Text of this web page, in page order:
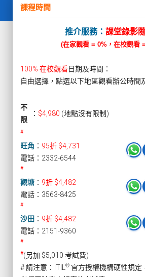
課程時間
推介服務： 課堂錄影
(在家觀看 = 0%，在校觀看
100% 在校觀看日期及時間：
自由選擇，點選以下地區觀看辦公時間
不
限
： $4,980 (地點沒有限制)
#
旺角 ： 95折 $4,731
電話：2332-6544
#
觀塘 ： 9折 $4,482
電話：3563-8425
#
沙田 ： 9折 $4,482
電話：2151-9360
#
#(另加 $5,010 考試費)
# 請注意：ITIL
® 官方授權機構硬性規定